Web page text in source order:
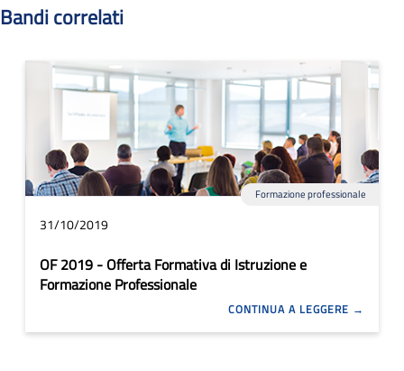
Bandi correlati
Formazione professionale
31/10/2019
OF 2019 - Offerta Formativa di Istruzione e
Formazione Professionale
CONTINUA A LEGGERE